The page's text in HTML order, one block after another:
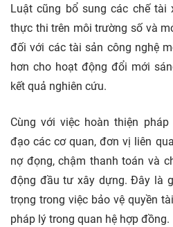
Luật cũng bổ sung các chế
thực thi trên môi trường số và
đối với các tài sản công nghệ
hơn cho hoạt động đổi mới
kết quả nghiên cứu.
Cùng với việc hoàn thiện
đạo các cơ quan, đơn vị liên
nợ đọng, chậm thanh toán và
động đầu tư xây dựng. Đây là
trọng trong việc bảo vệ quyền
pháp lý trong quan hệ hợp đồng.